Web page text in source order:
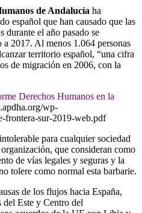
de Andalucía ha
español que han causado que las
durante el año pasado se
2017. Al menos 1.064 personas
territorio español, “una cifra
de migración en 2006, con la
Derechos Humanos en la
wp-
frontera-sur-2019-web.pdf
para cualquier sociedad
que consideran como
de vías legales y seguras y la
tolere como normal esta barbarie.
de los flujos hacia España,
del Este y Centro del